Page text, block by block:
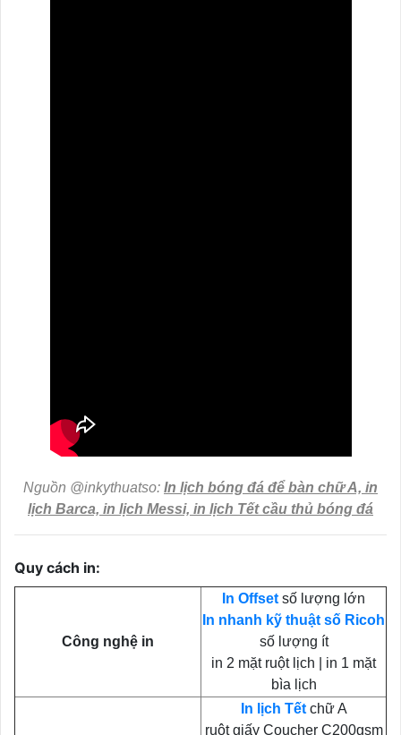
Nguồn @inkythuatso: In lịch bóng đá để bàn chữ A, in
lịch Barca, in lịch Messi, in lịch Tết cầu thủ bóng đá
Quy cách in:
Công nghệ in
In Offsetsố lượng lớn
In nhanh kỹ thuật số Ricoh
số lượng ít
in 2 mặt ruột lịch | in 1 mặt
bìa lịch
In lịch Tếtchữ A
ruột giấy Coucher C200gsm